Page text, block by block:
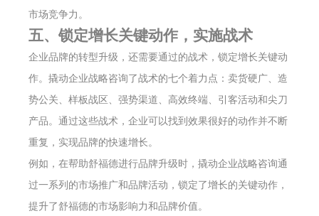
市场竞争力。
五、锁定增长关键动作，实施战术
企业品牌的转型升级，还需要通过的战术，锁定增长关键动
作。撬动企业战略咨询了战术的七个着力点：卖货硬广、造
势公关、样板战区、强势渠道、高效终端、引客活动和尖刀
产品。通过这些战术，企业可以找到效果很好的动作并不断
重复，实现品牌的快速增长。
例如，在帮助舒福德进行品牌升级时，撬动企业战略咨询通
过一系列的市场推广和品牌活动，锁定了增长的关键动作，
提升了舒福德的市场影响力和品牌价值。